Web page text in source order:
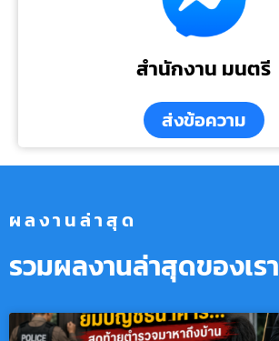
สำนักงาน มนตรี
ส่งข้อความ
ผลงานล่าสุด
รวมผลงานล่าสุดของเรา